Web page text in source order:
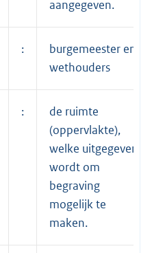
aangegeven.
:
burgemeester en
wethouders
:
de ruimte
(oppervlakte),
welke uitgegeven
wordt om
begraving
mogelijk te
maken.